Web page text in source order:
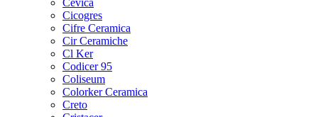
Cicogres
Cifre Ceramica
Cir Ceramiche
Cl Ker
Codicer 95
Coliseum
Colorker Ceramica
Creto